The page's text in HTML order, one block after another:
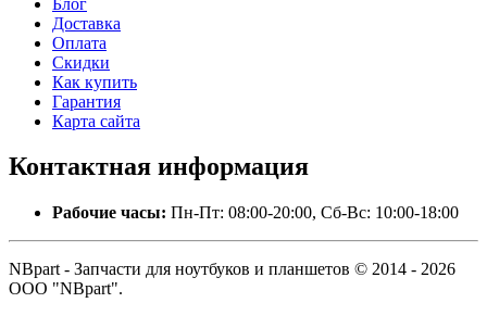
Доставка
Оплата
Скидки
Как купить
Гарантия
Карта сайта
Контактная информация
Рабочие часы: Пн-Пт: 08:00-20:00, Сб-Вс: 10:00-18:00
NBpart - Запчасти для ноутбуков и планшетов © 2014 - 2026
ООО "NBpart".